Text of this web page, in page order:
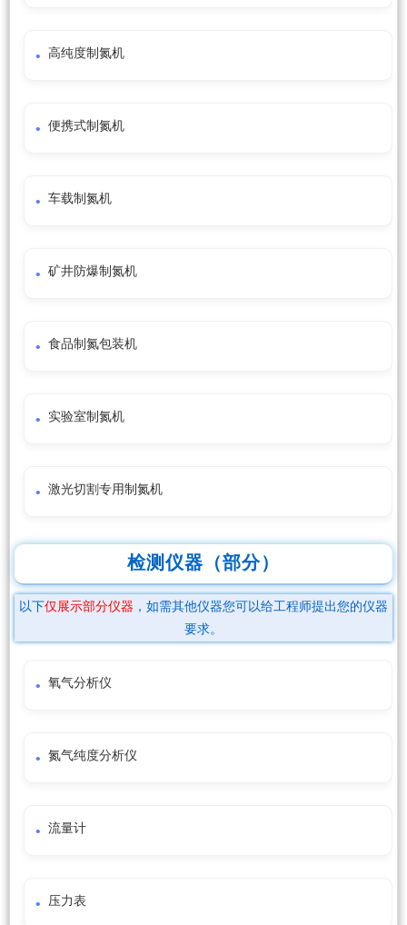
高纯度制氮机
便携式制氮机
车载制氮机
矿井防爆制氮机
食品制氮包装机
实验室制氮机
激光切割专用制氮机
检测仪器（部分）
以下仅展示部分仪器 ，如需其他仪器您可以给工程师提出您的仪器
要求。
氧气分析仪
氮气纯度分析仪
流量计
压力表